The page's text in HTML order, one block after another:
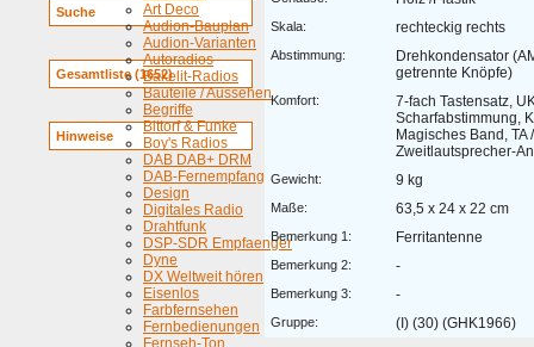
Art Deco
Audion-Bauplan
Audion-Varianten
Autoradios
Bakelit-Radios
Bauteile / Aussehen
Begriffe
Bittorf & Funke
Boy's Radios
DAB DAB+ DRM
DAB-Fernempfang
Design
Digitales Radio
Drahtfunk
DSP-SDR Empfaenger
Dyne
DX Weltweit hören
Eisenlos
Farbfernsehen
Fernbedienungen
Fernseh-Ton
Suche
Gesamtliste (1652)
Hinweise
Skala: rechteckig rechts
Abstimmung:
Drehkondensator
getrennte Knöpfe)
Komfort:
7-fach Tastensatz,
Scharfabstimmung,
Magisches Band, TA
Zweitlautsprecher-
Gewicht: 9 kg
Maße: 63,5 x 24 x 22 cm
Bemerkung 1: Ferritantenne
Bemerkung 2: -
Bemerkung 3: -
Gruppe: (I) (30) (GHK1966)